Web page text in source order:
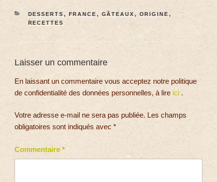
DESSERTS , FRANCE , GÂTEAUX , ORIGINE ,
RECETTES
Laisser un commentaire
En laissant un commentaire vous acceptez notre politique
de confidentialité des données personnelles, à lire ici .
Votre adresse e-mail ne sera pas publiée. Les champs
obligatoires sont indiqués avec *
Commentaire *